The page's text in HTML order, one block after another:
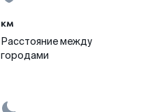
км
Расстояние между
городами